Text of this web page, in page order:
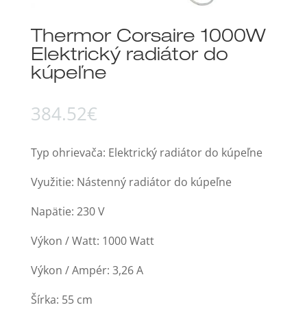
Thermor Corsaire 1000W
Elektrický radiátor do
kúpeľne
384.52€
Typ ohrievača: Elektrický radiátor do kúpeľne
Využitie: Nástenný radiátor do kúpeľne
Napätie: 230 V
Výkon / Watt: 1000 Watt
Výkon / Ampér: 3,26 A
Šírka: 55 cm